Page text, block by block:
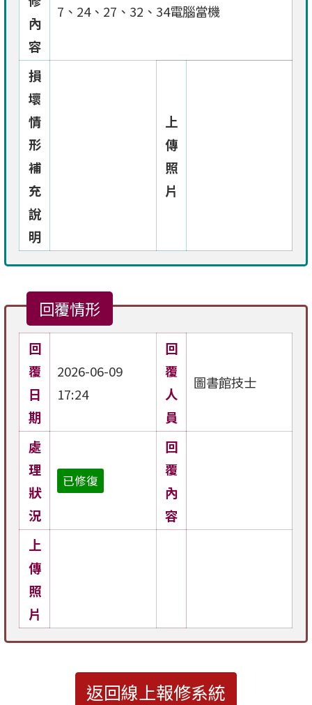
內
容
7、24、27、32、34電腦當機
損
壞
情
形
補
充
說
明
上
傳
照
片
回覆情形
回
覆
日
期
2026-06-09
17:24
回
覆
人
員
圖書館技士
處
理
狀
況
已修復
回
覆
內
容
上
傳
照
片
返回線上報修系統